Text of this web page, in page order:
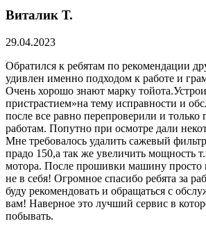
Виталик Т.
29.04.2023
Обратился к ребятам по рекомендации
удивлен именно подходом к работе и
Очень хорошо знают марку
пристрастием»на тему исправности и
после все равно перепроверили и
работам. Попутно при осмотре дали
Мне требовалось удалить сажевый
прадо 150,а так же увеличить мощность
мотора. После прошивки машину просто
не в себя! Огромное спасибо ребята за
буду рекомендовать и обращаться с
вам! Наверное это лучший сервис в
побывать.